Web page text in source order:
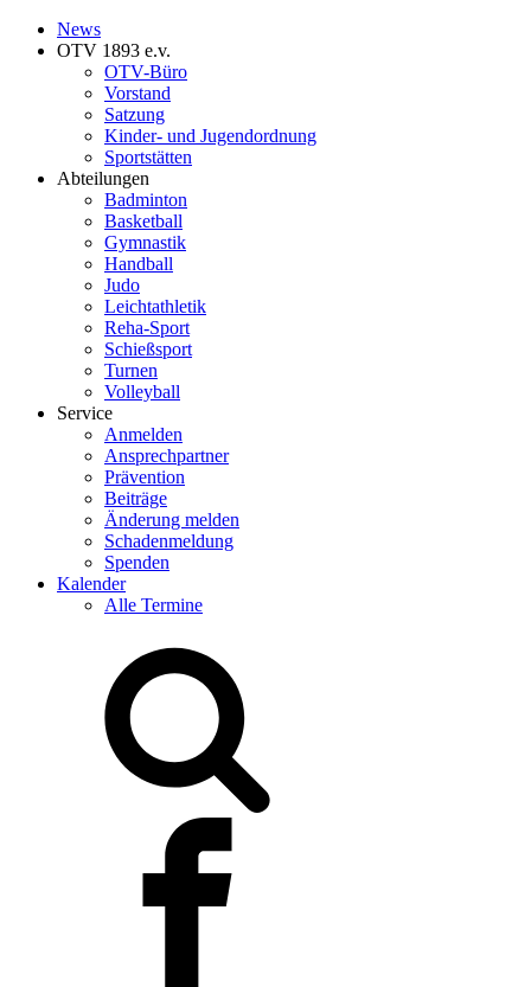
News
OTV 1893 e.v.
OTV-Büro
Vorstand
Satzung
Kinder- und Jugendordnung
Sportstätten
Abteilungen
Badminton
Basketball
Gymnastik
Handball
Judo
Leichtathletik
Reha-Sport
Schießsport
Turnen
Volleyball
Service
Anmelden
Ansprechpartner
Prävention
Beiträge
Änderung melden
Schadenmeldung
Spenden
Kalender
Alle Termine